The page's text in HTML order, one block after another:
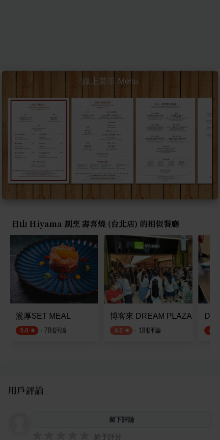
線上菜單 Menu
日山 Hiyama 割烹 壽喜燒 (台北店) 的相似餐廳
瀧厚SET MEAL
5.0 · 7則評論
博客來 DREAM PLAZA旗艦店
4.0 · 1則評論 4.8
用戶評論
留下評論
給予評分